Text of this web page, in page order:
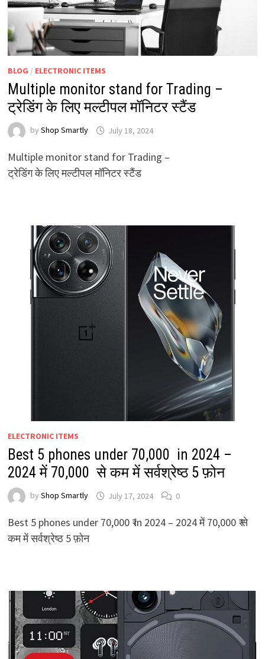
BLOG / ELECTRONIC ITEMS
Multiple monitor stand for Trading –
ट्रेडिंग के लिए मल्टीपल मॉनिटर स्टैंड
by Shop Smartly July 18, 2024
Multiple monitor stand for Trading –
ट्रेडिंग के लिए मल्टीपल मॉनिटर स्टैंड
ELECTRONIC ITEMS
Best 5 phones under 70,000 ₹ in 2024 –
2024 में 70,000 ₹ से कम में सर्वश्रेष्ठ 5 फ़ोन
by Shop Smartly July 17, 2024 0
Best 5 phones under 70,000 ₹ in 2024 – 2024 में 70,000 ₹ से
कम में सर्वश्रेष्ठ 5 फ़ोन